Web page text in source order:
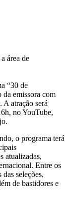
área de
“30 de
da emissora com
atração será
no YouTube,
o programa terá
atualizadas,
Entre os
seleções,
de bastidores e